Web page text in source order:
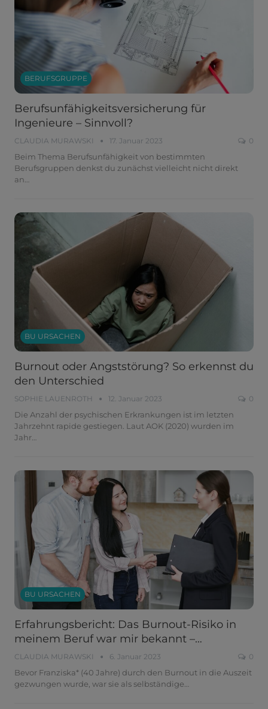
BERUFSGRUPPE
Berufsunfähigkeitsversicherung für
Ingenieure – Sinnvoll?
CLAUDIA MURAWSKI 17. Januar 2023 0
Beim Thema Berufsunfähigkeit von bestimmten
Berufsgruppen denkst du zunächst vielleicht nicht direkt
an
BU URSACHEN
Burnout oder Angststörung? So erkennst du
den Unterschied
SOPHIE LAUENROTH 12. Januar 2023 0
Die Anzahl der psychischen Erkrankungen ist im letzten
Jahrzehnt rapide gestiegen. Laut AOK (2020) wurden im
Jahr
BU URSACHEN
Erfahrungsbericht: Das Burnout-Risiko in
meinem Beruf war mir bekannt –…
CLAUDIA MURAWSKI 6. Januar 2023 0
Bevor Franziska* (40 Jahre) durch den Burnout in die Auszeit
gezwungen wurde, war sie als selbständige